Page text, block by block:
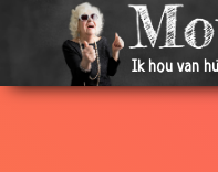
Ik hou van
2009
20 Aug
2009
Paard te